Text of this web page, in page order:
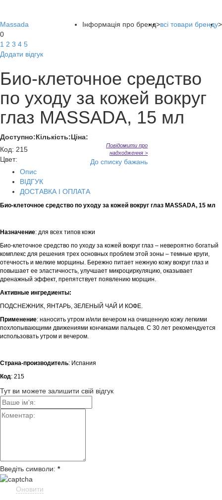
Інформація про бренд>всі товари бренду>
Massada
0
1 2 3 4 5
Додати відгук
Био-клеточное средство
по уходу за кожей вокруг
глаз MASSADA, 15 мл
Доступно:Кількість:Ціна:
Код: 215
Цвет:
Повідомити про
надходження >
До списку бажань
Опис
ВІДГУК
ДОСТАВКА І ОПЛАТА
Био-клеточное средство по уходу за кожей вокруг глаз MASSADA, 15 мл
Назначение: для всех типов кожи
Био-клеточное средство по уходу за кожей вокруг глаз – невероятно богатый
комплекс для решения трех основных проблем этой зоны – темные круги,
отечность и мелкие морщины. Бережно питает нежную кожу вокруг глаз и
повышает ее эластичность, улучшает микроциркуляцию, оказывает
дренажный эффект, препятствует появлению морщин.
Активные ингредиенты:
ПОДСНЕЖНИК, ЯНТАРЬ, ЗЕЛЕНЫЙ ЧАЙ И КОФЕ.
Применение: наносить утром и/или вечером на очищенную кожу легкими
похлопывающими движениями кончиками пальцев. С 30 лет рекомендуется
использовать утром и вечером.
Страна-производитель: Испания
Код: 215
Тут ви можете залишити свій відгук
Введіть символи: *
Оновити